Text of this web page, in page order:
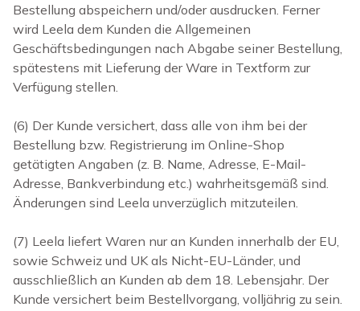
Bestellung abspeichern und/oder ausdrucken. Ferner
wird Leela dem Kunden die Allgemeinen
Geschäftsbedingungen nach Abgabe seiner Bestellung,
spätestens mit Lieferung der Ware in Textform zur
Verfügung stellen.
(6) Der Kunde versichert, dass alle von ihm bei der
Bestellung bzw. Registrierung im Online-Shop
getätigten Angaben (z. B. Name, Adresse, E-Mail-
Adresse, Bankverbindung etc.) wahrheitsgemäß sind.
Änderungen sind Leela unverzüglich mitzuteilen.
(7) Leela liefert Waren nur an Kunden innerhalb der EU,
sowie Schweiz und UK als Nicht-EU-Länder, und
ausschließlich an Kunden ab dem 18. Lebensjahr. Der
Kunde versichert beim Bestellvorgang, volljährig zu sein.